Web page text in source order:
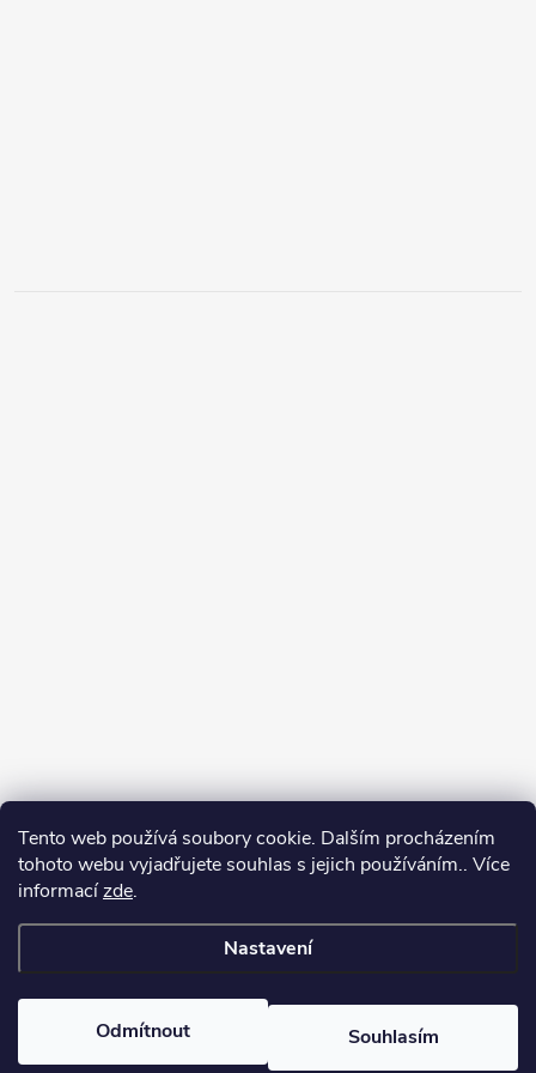
Tento web používá soubory cookie. Dalším procházením
tohoto webu vyjadřujete souhlas s jejich používáním.. Více
informacízde.
Nastavení
Odmítnout Souhlasím
nastavení cookies